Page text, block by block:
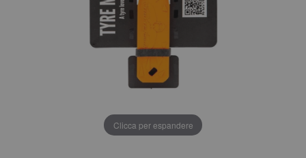
Clicca per espandere